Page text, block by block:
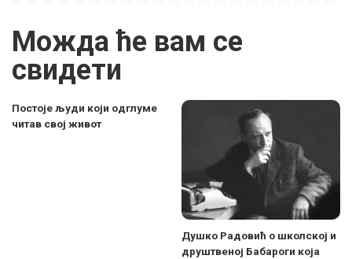
Можда ће вам се
свидети
Постоје људи који одглуме
читав свој живот
Душко Радовић о школској и
друштвеној Бабароги која